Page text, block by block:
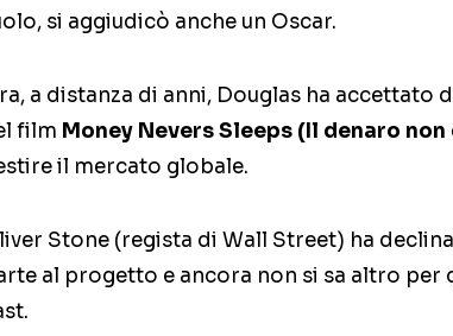
si aggiudicò anche un Oscar.
a distanza di anni, Douglas ha accettato
film Money Nevers Sleeps (Il denaro
il mercato globale.
Stone (regista di Wall Street) ha
al progetto e ancora non si sa altro per